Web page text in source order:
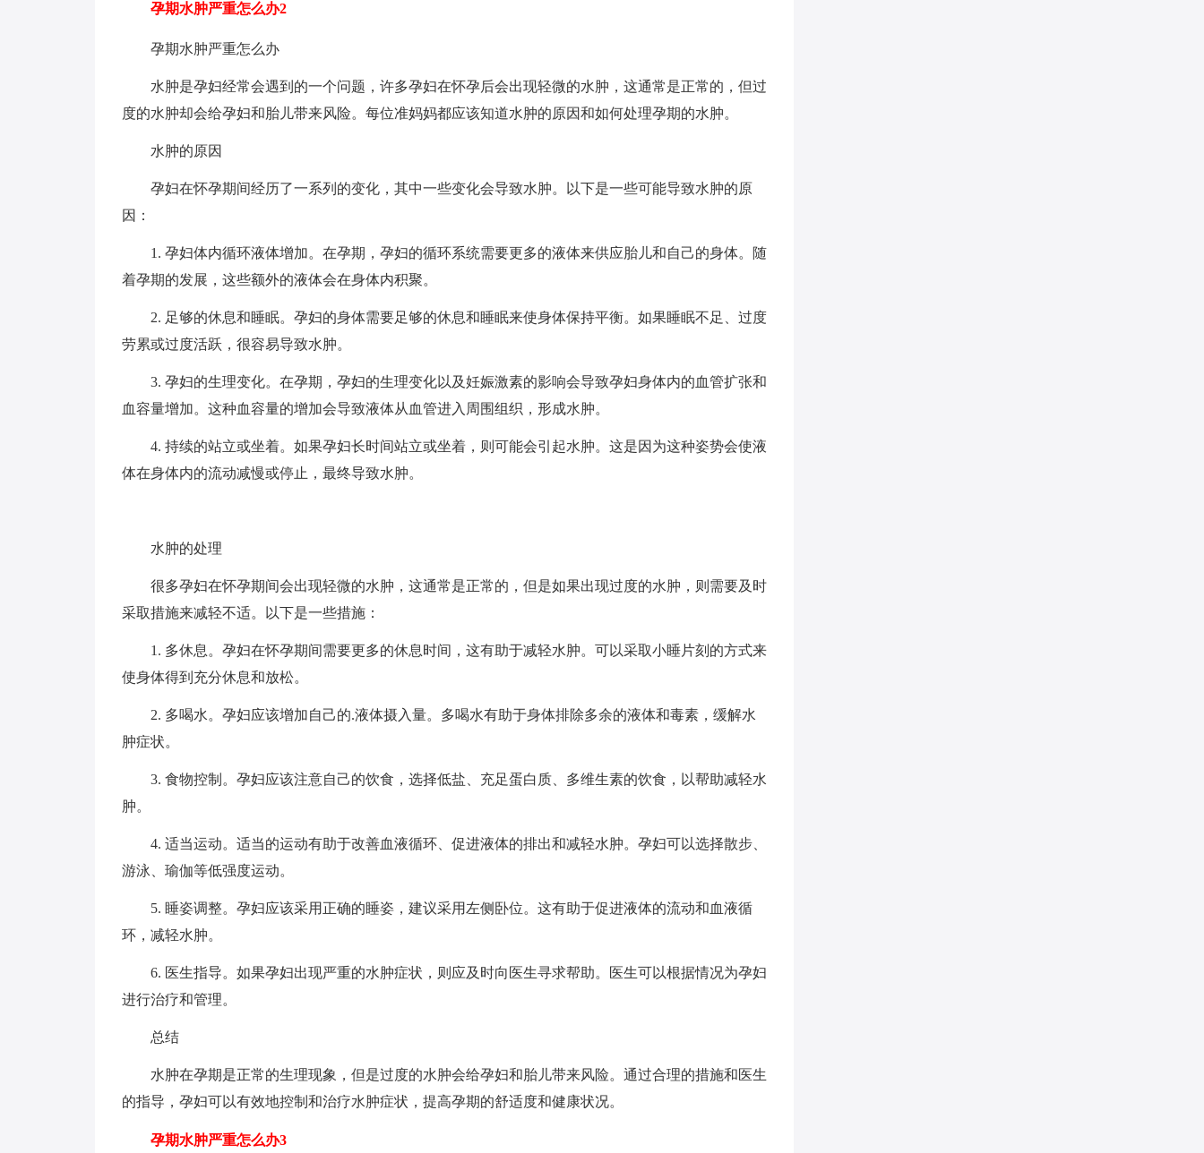
孕期水肿严重怎么办2
孕期水肿严重怎么办
水肿是孕妇经常会遇到的一个问题，许多孕妇在怀孕后会出现轻微的水肿，这通常是正常的，但过
度的水肿却会给孕妇和胎儿带来风险。每位准妈妈都应该知道水肿的原因和如何处理孕期的水肿。
水肿的原因
孕妇在怀孕期间经历了一系列的变化，其中一些变化会导致水肿。以下是一些可能导致水肿的原
因：
1. 孕妇体内循环液体增加。在孕期，孕妇的循环系统需要更多的液体来供应胎儿和自己的身体。随
着孕期的发展，这些额外的液体会在身体内积聚。
2. 足够的休息和睡眠。孕妇的身体需要足够的休息和睡眠来使身体保持平衡。如果睡眠不足、过度
劳累或过度活跃，很容易导致水肿。
3. 孕妇的生理变化。在孕期，孕妇的生理变化以及妊娠激素的影响会导致孕妇身体内的血管扩张和
血容量增加。这种血容量的增加会导致液体从血管进入周围组织，形成水肿。
4. 持续的站立或坐着。如果孕妇长时间站立或坐着，则可能会引起水肿。这是因为这种姿势会使液
体在身体内的流动减慢或停止，最终导致水肿。
水肿的处理
很多孕妇在怀孕期间会出现轻微的水肿，这通常是正常的，但是如果出现过度的水肿，则需要及时
采取措施来减轻不适。以下是一些措施：
1. 多休息。孕妇在怀孕期间需要更多的休息时间，这有助于减轻水肿。可以采取小睡片刻的方式来
使身体得到充分休息和放松。
2. 多喝水。孕妇应该增加自己的.液体摄入量。多喝水有助于身体排除多余的液体和毒素，缓解水
肿症状。
3. 食物控制。孕妇应该注意自己的饮食，选择低盐、充足蛋白质、多维生素的饮食，以帮助减轻水
肿。
4. 适当运动。适当的运动有助于改善血液循环、促进液体的排出和减轻水肿。孕妇可以选择散步、
游泳、瑜伽等低强度运动。
5. 睡姿调整。孕妇应该采用正确的睡姿，建议采用左侧卧位。这有助于促进液体的流动和血液循
环，减轻水肿。
6. 医生指导。如果孕妇出现严重的水肿症状，则应及时向医生寻求帮助。医生可以根据情况为孕妇
进行治疗和管理。
总结
水肿在孕期是正常的生理现象，但是过度的水肿会给孕妇和胎儿带来风险。通过合理的措施和医生
的指导，孕妇可以有效地控制和治疗水肿症状，提高孕期的舒适度和健康状况。
孕期水肿严重怎么办3